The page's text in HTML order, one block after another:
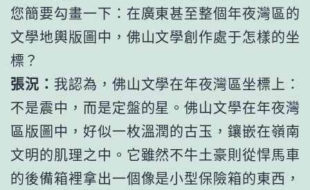
您簡要勾畫一下：在廣東甚至整個年夜灣區的
文學地輿版圖中，佛山文學創作處于怎樣的坐
標？
張況： 我認為，佛山文學在年夜灣區坐標上：
不是震中，而是定盤的星。佛山文學在年夜灣
區版圖中，好似一枚溫潤的古玉，鑲嵌在嶺南
文明的肌理之中。它雖然不牛土豪則從悍馬車
的後備箱裡拿出一個像是小型保險箱的東西，